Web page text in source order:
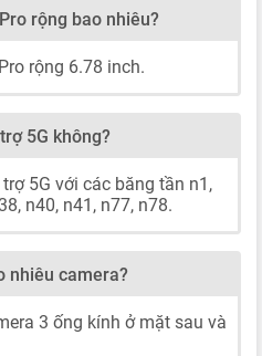
rộng bao nhiêu?
rộng 6.78 inch.
5G không?
5G với các băng tần n1,
n40, n41, n77, n78.
nhiêu camera?
3 ống kính ở mặt sau và